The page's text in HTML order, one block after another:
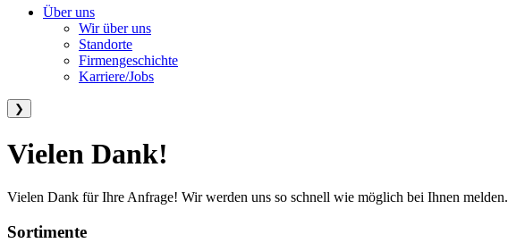
Über uns
Wir über uns
Standorte
Firmengeschichte
Karriere/Jobs
❯
Vielen Dank!
Vielen Dank für Ihre Anfrage! Wir werden uns so schnell wie möglich bei Ihnen melden.
Sortimente